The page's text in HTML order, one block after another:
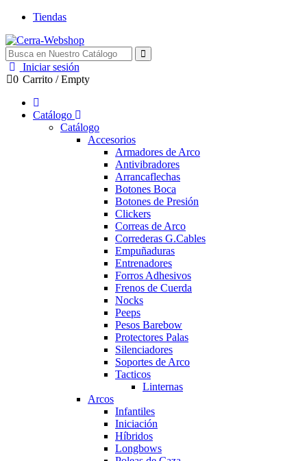
Tiendas
Iniciar sesión
0 Carrito /Empty
Catálogo
Catálogo
Accesorios
Armadores de Arco
Antivibradores
Arrancaflechas
Botones Boca
Botones de Presión
Clickers
Correas de Arco
Correderas G.Cables
Empuñaduras
Entrenadores
Forros Adhesivos
Frenos de Cuerda
Nocks
Peeps
Pesos Barebow
Protectores Palas
Silenciadores
Soportes de Arco
Tacticos
Linternas
Arcos
Infantiles
Iniciación
Híbridos
Longbows